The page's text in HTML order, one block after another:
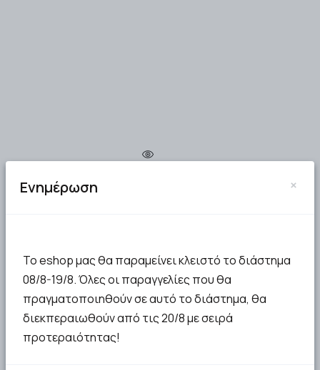
Garden Contour Brush
Πινέλο για Bronzer No04,
1τμχ
10.70€
Ενημέρωση ×
Το eshop μας θα παραμείνει κλειστό το διάστημα
08/8-19/8. Όλες οι παραγγελίες που θα
πραγματοποιηθούν σε αυτό το διάστημα, θα
διεκπεραιωθούν από τις 20/8 με σειρά
προτεραιότητας!